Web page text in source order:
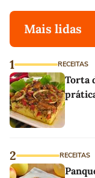
Mais lidas
1 RECEITAS
Torta
2 RECEITAS